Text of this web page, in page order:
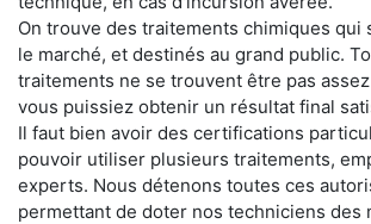
On trouve des traitements chimiques qui
le marché, et destinés au grand public.
traitements ne se trouvent être pas
vous puissiez obtenir un résultat final
Il faut bien avoir des certifications
pouvoir utiliser plusieurs traitements,
experts. Nous détenons toutes ces
permettant de doter nos techniciens des